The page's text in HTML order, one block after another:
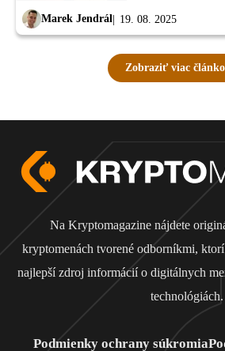
Marek Jendrál 19. 08. 2025
Zobraziť viac
Na Kryptomagazine nájdete
kryptomenách tvorené odborníkmi,
najlepší zdroj informácií o digitálnych
technológiách.
Podmienky ochrany súkromia